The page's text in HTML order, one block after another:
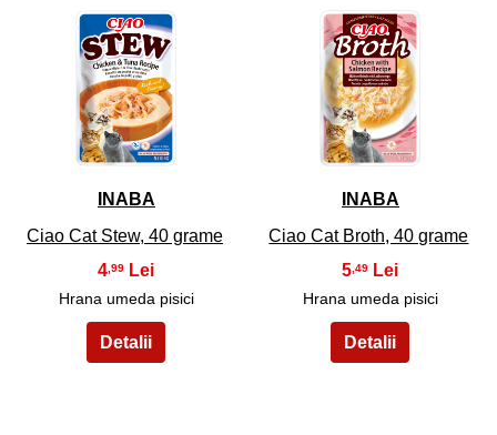
7
INABA
Ciao Cat Stew, 40 grame
4,99
Hrana umeda pisici
8
INABA
Ciao Cat Broth, 40 grame
5,49
Hrana umeda pisici